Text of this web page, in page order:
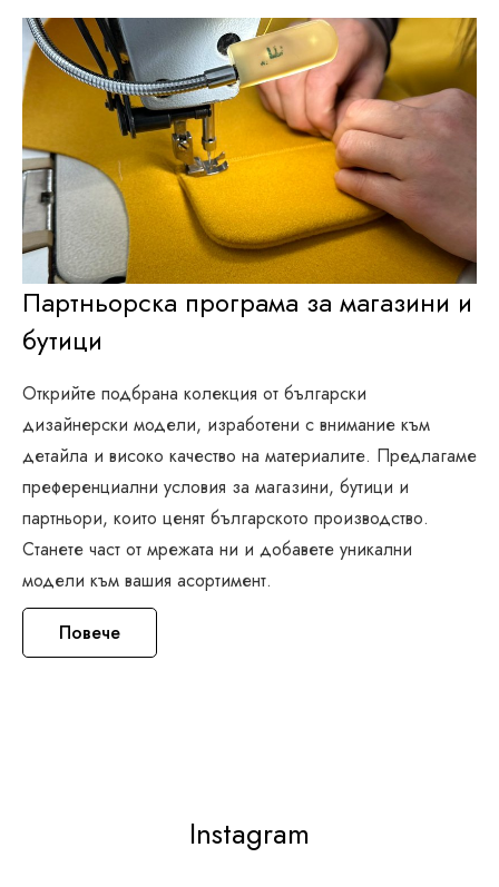
Партньорска програма за магазини и
бутици
Открийте подбрана колекция от български
дизайнерски модели, изработени с внимание към
детайла и високо качество на материалите. Предлагаме
преференциални условия за магазини, бутици и
партньори, които ценят българското производство.
Станете част от мрежата ни и добавете уникални
модели към вашия асортимент.
Повече
Instagram